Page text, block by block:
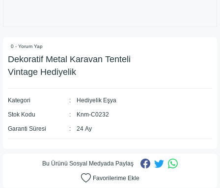
0 - Yorum Yap
Dekoratif Metal Karavan Tenteli
Vintage Hediyelik
Kategori Hediyelik Eşya
Stok Kodu Knm-C0232
Garanti Süresi 24 Ay
Bu Ürünü Sosyal Medyada Paylaş